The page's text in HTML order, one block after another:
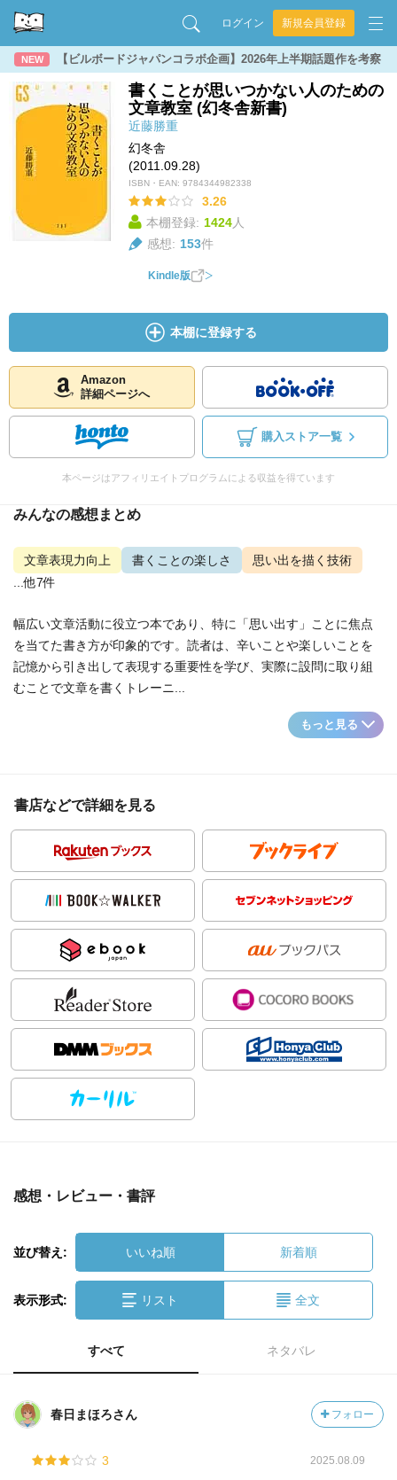
ログイン 新規会員登録
NEW 【ビルボードジャパンコラボ企画】2026年上半期話題作を考察
書くことが思いつかない人のための
文章教室 (幻冬舎新書)
近藤勝重
幻冬舎
(2011.09.28)
ISBN・EAN: 9784344982338
3.26
本棚登録: 1424人
感想: 153件
Kindle版
本棚に登録する
Amazon
詳細ページへ
購入ストア一覧
本ページはアフィリエイトプログラムによる収益を得ています
みんなの感想まとめ
文章表現力向上 書くことの楽しさ
思い出を描く技術
...他7件
幅広い文章活動に役立つ本であり、特に「思い出す」ことに焦点
を当てた書き方が印象的です。読者は、辛いことや楽しいことを
記憶から引き出して表現する重要性を学び、実際に設問に取り組
むことで文章を書くトレーニ...
もっと見る
書店などで詳細を見る
感想・レビュー・書評
並び替え: いいね順 新着順
表示形式: リスト 全文
すべて ネタバレ
春日まほろさん フォロー
3 2025.08.09